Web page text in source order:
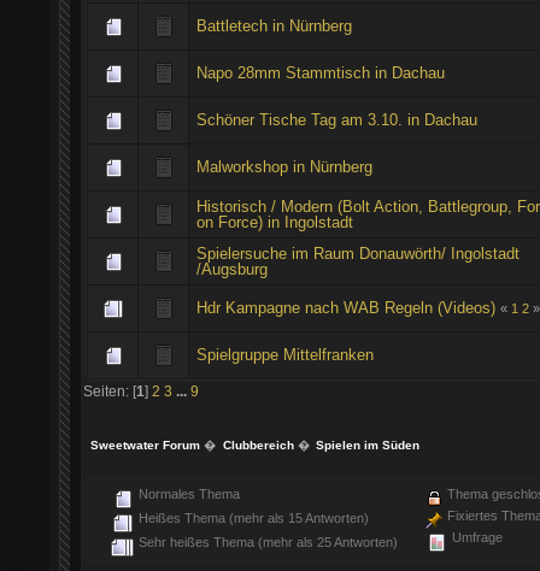
Battletech in Nürnberg
Napo 28mm Stammtisch in Dachau
Schöner Tische Tag am 3.10. in Dachau
Malworkshop in Nürnberg
Historisch / Modern (Bolt Action, Battlegroup,
on Force) in Ingolstadt
Spielersuche im Raum Donauwörth/ Ingolstadt
/Augsburg
Hdr Kampagne nach WAB Regeln (Videos) « 1 2 »
Spielgruppe Mittelfranken
Seiten: [1] 2 3 9
Sweetwater Forum � Clubbereich� Spielen im Süden
Normales Thema
Heißes Thema (mehr als 15 Antworten)
Sehr heißes Thema (mehr als 25 Antworten)
Thema
Fixiertes
Umfrage